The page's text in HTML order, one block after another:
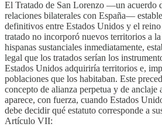
El Tratado de San Lorenzo —un acuerdo
relaciones bilaterales con España—
definitivos entre Estados Unidos y el
tratado no incorporó nuevos territorios a
hispanas sustanciales inmediatamente,
legal que los tratados serían los
Estados Unidos adquiriría territorios e,
poblaciones que los habitaban. Este
concepto de alianza perpetua y de anclaje
aparece, con fuerza, cuando Estados
debe decidir qué estatuto corresponde a
Artículo VII: